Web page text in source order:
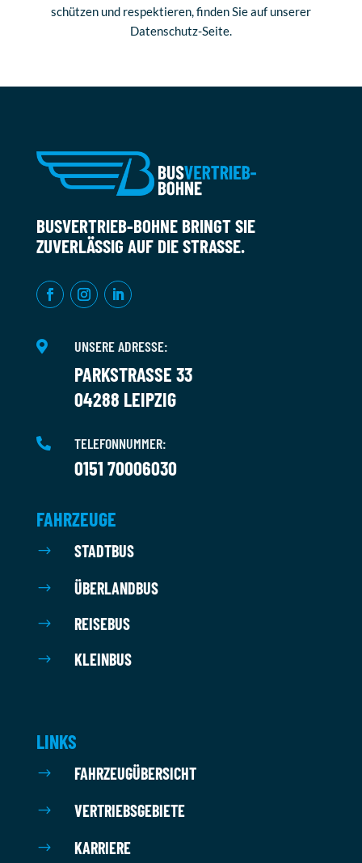
schützen und respektieren, finden Sie auf unserer
Datenschutz-Seite.
BUSVERTRIEB-BOHNE BRINGT SIE
ZUVERLÄSSIG AUF DIE STRASSE.
 UNSERE ADRESSE:
PARKSTRASSE 33
04288 LEIPZIG
 TELEFONNUMMER:
0151 70006030
FAHRZEUGE
$ STADTBUS
$ ÜBERLANDBUS
$ REISEBUS
$ KLEINBUS
LINKS
$ FAHRZEUGÜBERSICHT
$ VERTRIEBSGEBIETE
$ KARRIERE